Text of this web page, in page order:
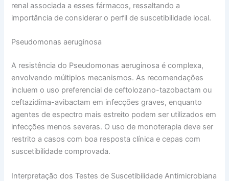
renal associada a esses fármacos, ressaltando a
importância de considerar o perfil de suscetibilidade local.
Pseudomonas aeruginosa
A resistência do Pseudomonas aeruginosa é complexa,
envolvendo múltiplos mecanismos. As recomendações
incluem o uso preferencial de ceftolozano-tazobactam ou
ceftazidima-avibactam em infecções graves, enquanto
agentes de espectro mais estreito podem ser utilizados em
infecções menos severas. O uso de monoterapia deve ser
restrito a casos com boa resposta clínica e cepas com
suscetibilidade comprovada.
Interpretação dos Testes de Suscetibilidade Antimicrobiana